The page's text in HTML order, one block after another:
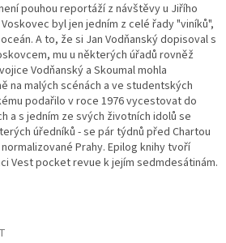
pouhou reportáží z návštěvy u Jiřího
byl jen jedním z celé řady "viníků",
A to, že si Jan Vodňanský dopisoval s
mu u některých úřadů rovněž
Vodňanský a Skoumal mohla
na malých scénách a ve studentských
podařilo v roce 1976 vycestovat do
a s jedním ze svých životních idolů se
úředníků - se pár týdnů před Chartou
Prahy. Epilog knihy tvoří
Vest pocket revue k jejím sedmdesátinám.